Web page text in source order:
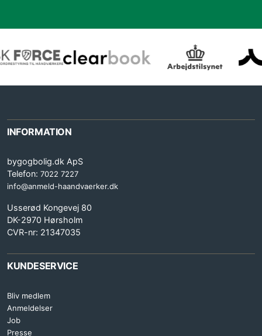
INFORMATION
bygogbolig.dk ApS
Telefon: 7022 7227
info@anmeld-haandvaerker.dk
Usserød Kongevej 80
DK-2970 Hørsholm
CVR-nr: 21347035
KUNDESERVICE
Bliv medlem
Anmeldelser
Job
Presse